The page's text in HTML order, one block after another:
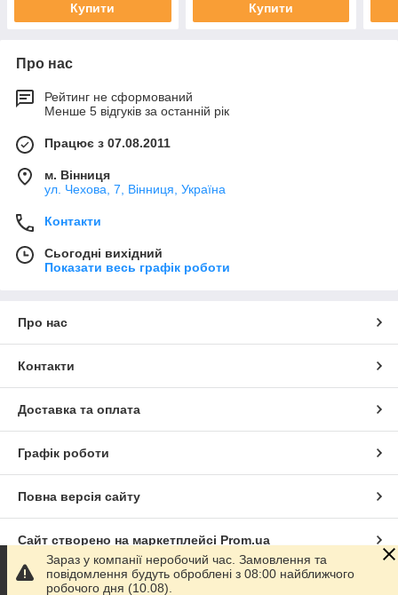
Купити Купити
Про нас
Рейтинг не сформований
Менше 5 відгуків за останній рік
Працює з 07.08.2011
м. Вінниця
ул. Чехова, 7, Вінниця, Україна
Контакти
Сьогодні вихідний
Показати весь графік роботи
Про нас
Контакти
Доставка та оплата
Графік роботи
Повна версія сайту
Сайт створено на маркетплейсі Prom.ua
Політика конфіденційності
Зараз у компанії неробочий час. Замовлення та
повідомлення будуть оброблені з 08:00 найближчого
робочого дня (10.08).